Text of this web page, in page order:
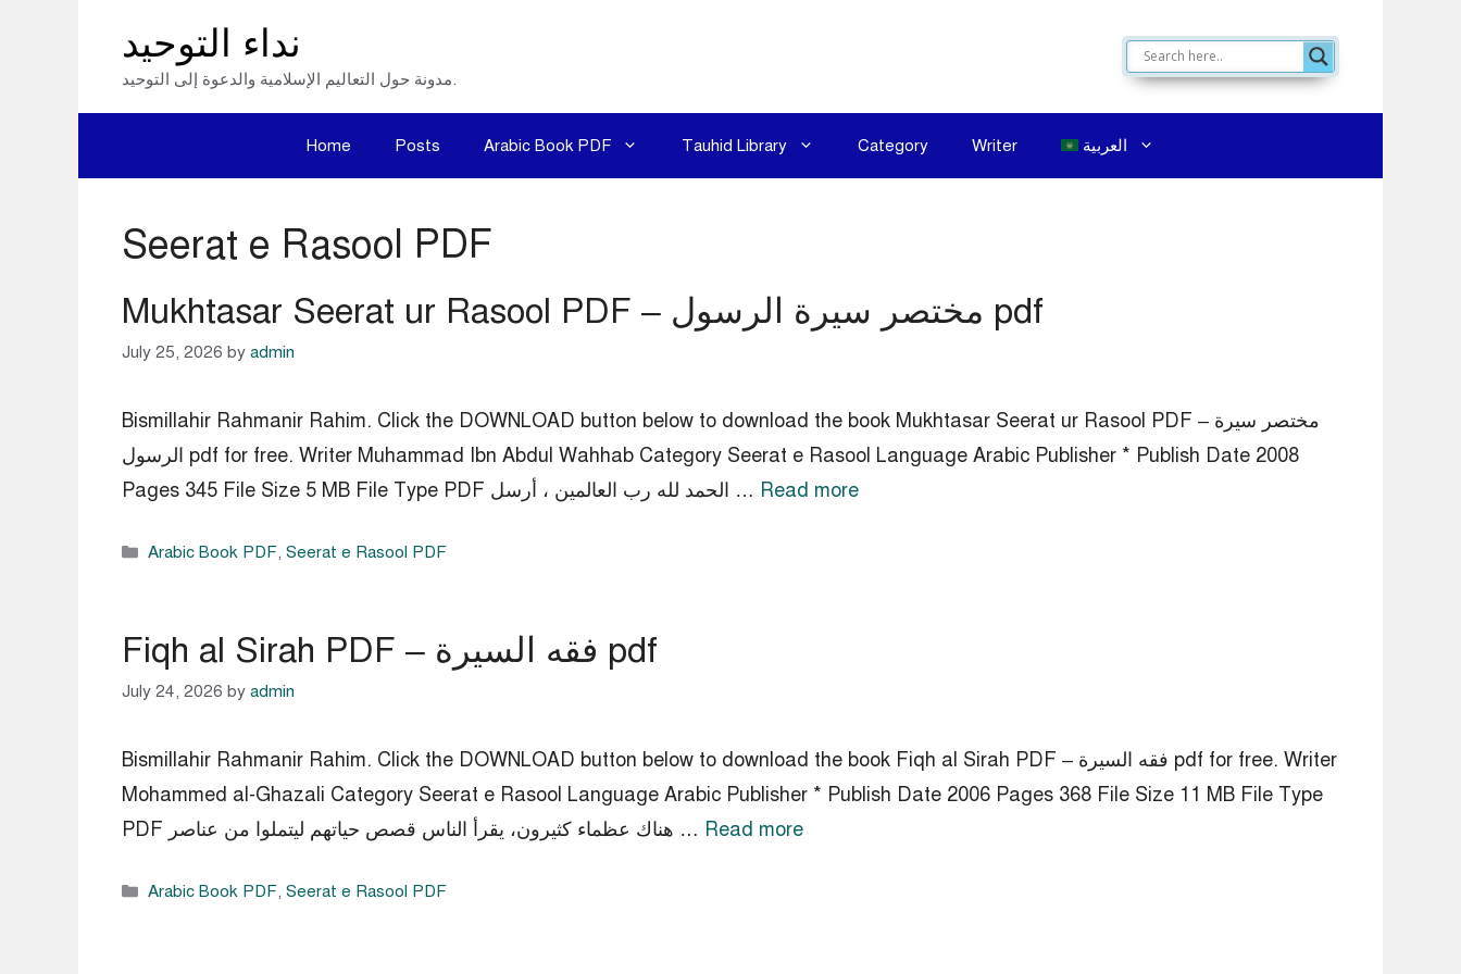
نداء التوحيد
مدونة حول التعاليم الإسلامية والدعوة إلى التوحيد.
Home Posts Arabic Book PDF Tauhid Library Category Writer العربية
Seerat e Rasool PDF
Mukhtasar Seerat ur Rasool PDF – مختصر سيرة الرسول pdf
July 25, 2026 by admin
Bismillahir Rahmanir Rahim. Click the DOWNLOAD button below to download the book Mukhtasar Seerat ur Rasool PDF – مختصر سيرة
الرسول pdf for free. Writer Muhammad Ibn Abdul Wahhab Category Seerat e Rasool Language Arabic Publisher * Publish Date 2008
Pages 345 File Size 5 MB File Type PDF الحمد لله رب العالمين ، أرسل … Read more
Categories
Arabic Book PDF,Seerat e Rasool PDF
Fiqh al Sirah PDF – فقه السيرة pdf
July 24, 2026 by admin
Bismillahir Rahmanir Rahim. Click the DOWNLOAD button below to download the book Fiqh al Sirah PDF – فقه السيرة pdf for free. Writer
Mohammed al-Ghazali Category Seerat e Rasool Language Arabic Publisher * Publish Date 2006 Pages 368 File Size 11 MB File Type
PDF هناك عظماء كثيرون، يقرأ الناس قصص حياتهم ليتملوا من عناصر … Read more
Categories
Arabic Book PDF,Seerat e Rasool PDF